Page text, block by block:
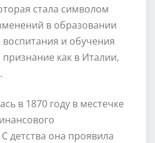
стала символом
в образовании
и обучения
как в Италии,
в 1870 году в местечке
детства она проявила